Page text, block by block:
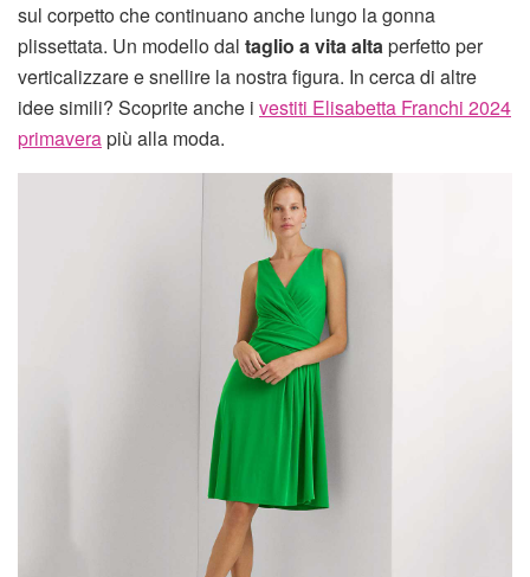
sul corpetto che continuano anche lungo la gonna
plissettata. Un modello dal taglio a vita altaperfetto per
verticalizzare e snellire la nostra figura. In cerca di altre
idee simili? Scoprite anche i vestiti Elisabetta Franchi 2024
primaverapiù alla moda.